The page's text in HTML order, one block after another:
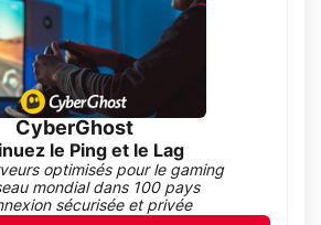
CyberGhost
le Ping et le Lag
optimisés pour le gaming
mondial dans 100 pays
sécurisée et privée